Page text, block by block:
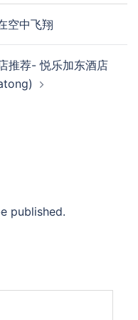
空中飞翔
推荐- 悦乐加东酒店
published.